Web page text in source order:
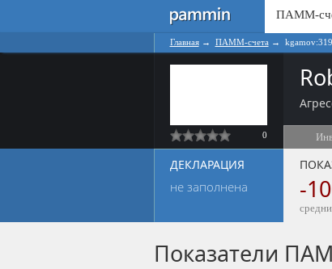
ПАММ-
Главная→ ПАММ-счета →
0
ДЕКЛАРАЦИЯ
не заполнена -
Показатели